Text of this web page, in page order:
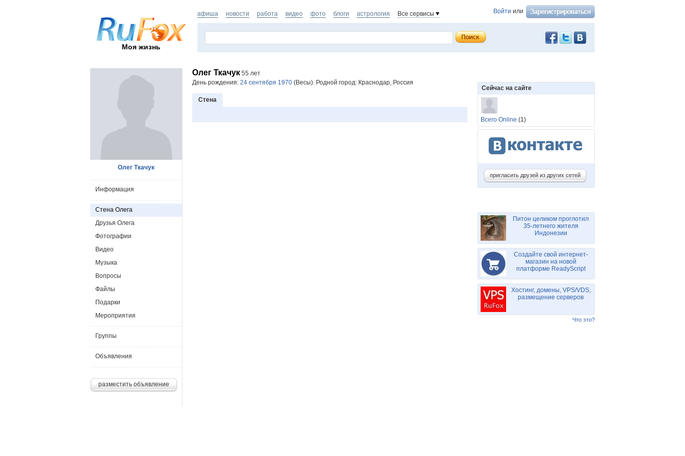
Моя жизнь
Войти или
афиша новости работа видео фото блоги астрология Все сервисы
Олег Ткачук 55 лет
День рождения: 24 сентября 1970 (Весы). Родной город: Краснодар, Россия
Стена
Олег Ткачук
Информация
Стена Олега
Друзья Олега
Фотографии
Видео
Музыка
Вопросы
Файлы
Подарки
Мероприятия
Группы
Объявления
разместить объявление
Сейчас на сайте
Всего Online (1)
пригласить друзей из других сетей
Питон целиком проглотил
35-летнего жителя
Индонезии
Создайте свой интернет-
магазин на новой
платформе ReadyScript
Хостинг, домены, VPS/VDS,
размещение серверов
Что это?